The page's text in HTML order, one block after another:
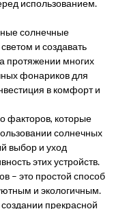
использованием.
солнечные
и создавать
протяжении многих
фонариков для
в комфорт и
факторов, которые
солнечных
выбор и уход
этих устройств.
– это простой способ
и экологичным.
прекрасной